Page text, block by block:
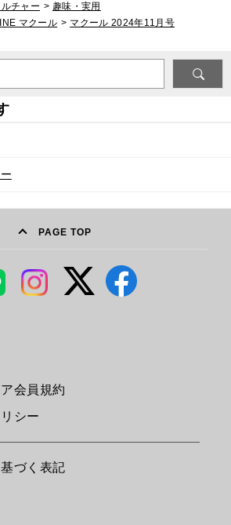
チャー > 趣味・実用
マクール > マクール 2024年11月号
PAGE TOP
会員規約
シー
づく表記